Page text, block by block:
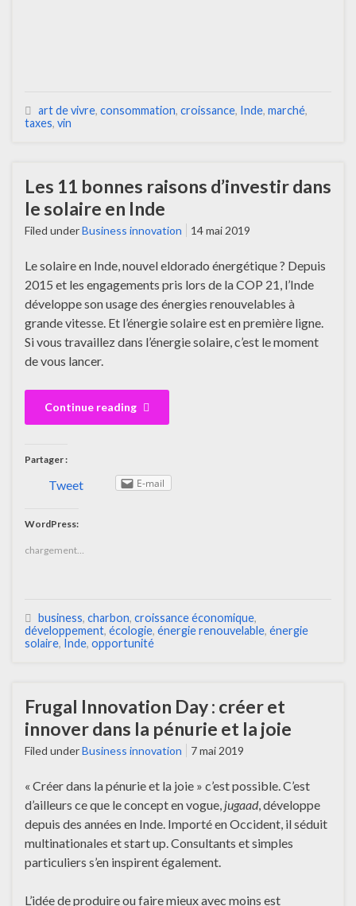
art de vivre, consommation, croissance, Inde, marché,
taxes, vin
Les 11 bonnes raisons d’investir dans
le solaire en Inde
Filed underBusiness innovation 14 mai 2019
Le solaire en Inde, nouvel eldorado énergétique ? Depuis
2015 et les engagements pris lors de la COP 21, l’Inde
développe son usage des énergies renouvelables à
grande vitesse. Et l’énergie solaire est en première ligne.
Si vous travaillez dans l’énergie solaire, c’est le moment
de vous lancer.
Continue reading
Partager :
Tweet E-mail
WordPress:
chargement…
business, charbon, croissance économique,
développement, écologie, énergie renouvelable, énergie
solaire, Inde, opportunité
Frugal Innovation Day : créer et
innover dans la pénurie et la joie
Filed underBusiness innovation 7 mai 2019
« Créer dans la pénurie et la joie » c’est possible. C’est
d’ailleurs ce que le concept en vogue, jugaad, développe
depuis des années en Inde. Importé en Occident, il séduit
multinationales et start up. Consultants et simples
particuliers s’en inspirent également.
L’idée de produire ou faire mieux avec moins est